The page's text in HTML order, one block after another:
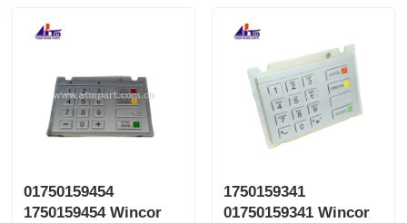
01750159454
1750159454 Wincor
1750159341
01750159341 Wincor